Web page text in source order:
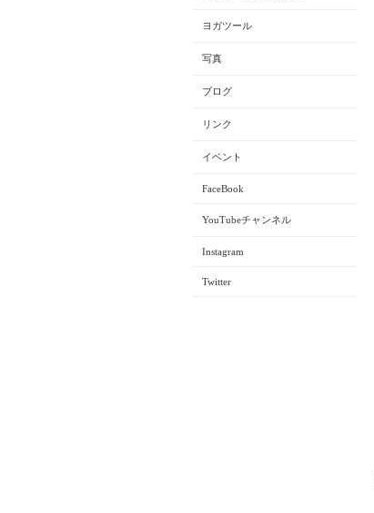
ヨガツール
写真
ブログ
リンク
イベント
FaceBook
YouTubeチャンネル
Instagram
Twitter